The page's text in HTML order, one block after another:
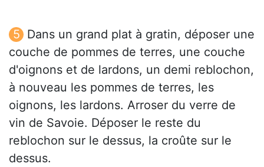
Dans un grand plat à gratin, déposer une
couche de pommes de terres, une couche
d'oignons et de lardons, un demi reblochon,
à nouveau les pommes de terres, les
oignons, les lardons. Arroser du verre de
vin de Savoie. Déposer le reste du
reblochon sur le dessus, la croûte sur le
dessus.